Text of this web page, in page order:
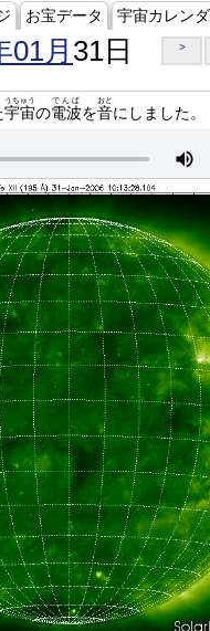
お宝データ 宇宙カレン
01月 31日 >
宇宙
うちゅう
の電波
でんぱ
を音
おと
にしました。